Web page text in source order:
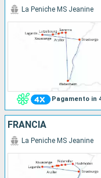
Pagamento in
La Peniche MS Jeanine
FRANCIA
La Peniche MS Jeanine